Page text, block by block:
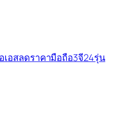
เอสลดราคามือถือ3จี24รุ่น